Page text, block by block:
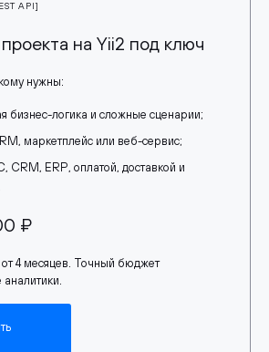
API]
на Yii2 под ключ
нужны:
бизнес-логика и сложные сценарии;
маркетплейс или веб-сервис;
CRM, ERP, оплатой, доставкой и
₽
4 месяцев. Точный бюджет